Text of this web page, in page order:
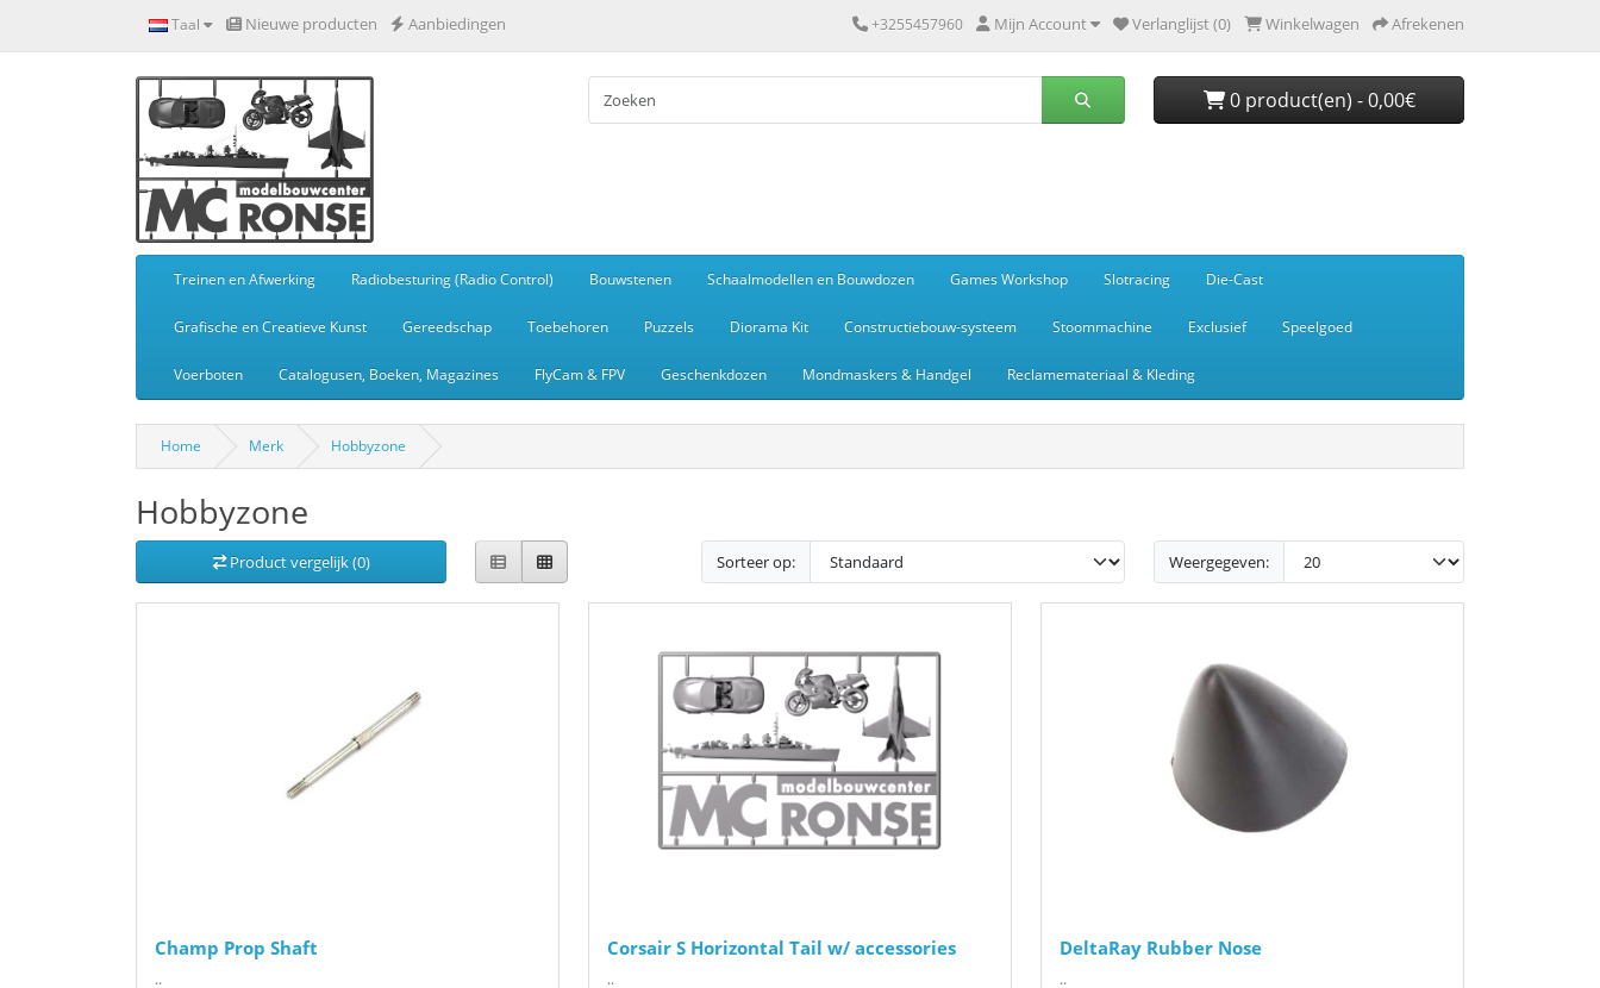
Taal Nieuwe producten Aanbiedingen +3255457960 Mijn Account Verlanglijst (0) Winkelwagen Afrekenen
0 product(en) - 0,00€
Treinen en Afwerking Radiobesturing (Radio Control) Bouwstenen Schaalmodellen en Bouwdozen Games Workshop Slotracing Die-Cast
Grafische en Creatieve Kunst Gereedschap Toebehoren Puzzels Diorama Kit Constructiebouw-systeem Stoommachine Exclusief Speelgoed
Voerboten Catalogusen, Boeken, Magazines FlyCam & FPV Geschenkdozen Mondmaskers & Handgel Reclamemateriaal & Kleding
Home Merk Hobbyzone
Hobbyzone
Product vergelijk (0) Sorteer op: Weergegeven:
Champ Prop Shaft
..
Corsair S Horizontal Tail w/ accessories
..
DeltaRay Rubber Nose
..